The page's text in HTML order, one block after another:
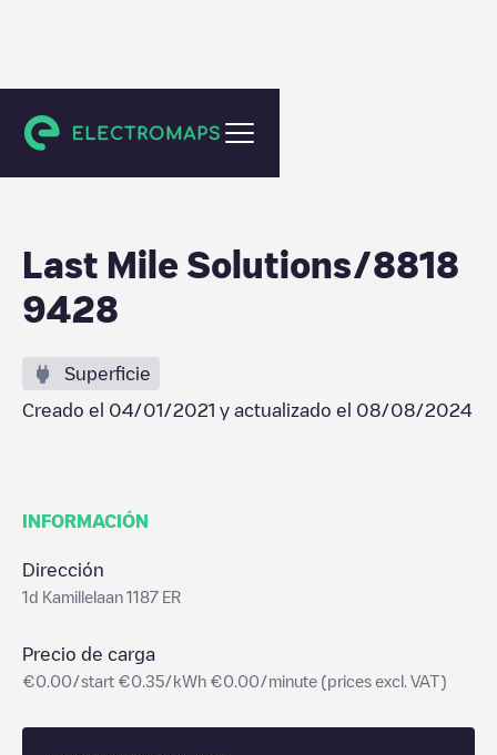
Amstelveen
Last Mile Solutions/8818
9428
Superficie
Creado el 04/01/2021 y actualizado el 08/08/2024
INFORMACIÓN
Dirección
1d Kamillelaan 1187 ER
Precio de carga
€0.00/start €0.35/kWh €0.00/minute (prices excl. VAT)